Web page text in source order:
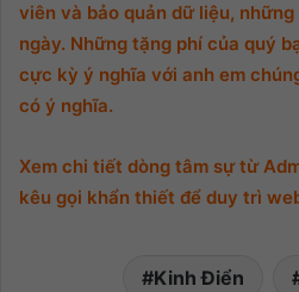
viên và bảo quản dữ liệu,
ngày. Những tặng phí của quý
cực kỳ ý nghĩa với anh em
có ý nghĩa.
Xem chi tiết dòng tâm sự từ
kêu gọi khẩn thiết để duy trì
Kinh Điển